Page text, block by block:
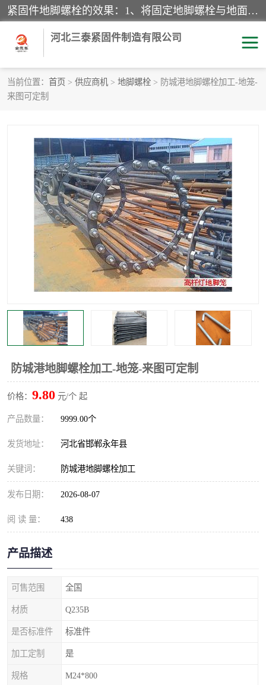
紧固件地脚螺栓的效果：1、将固定地脚螺栓与地面用水泥等物品灌溉在一起，可用来固定较小振荡和冲击的设备。2、活动地脚是一种可拆卸的地脚螺栓，可以固定有激烈振荡和冲击的大型机器设备。3、胀锚地脚螺栓用于固定比较简略且重量轻的设备，辅佐设备长期处于静止状态下。4、粘接地脚螺栓为一种使用广泛且常见的设备，它也是用来固定简略设备的小件。
河北三泰紧固件制造有限公司
当前位置： 首页 > 供应商机 > 地脚螺栓 > 防城港地脚螺栓加工-地笼-
来图可定制
防城港地脚螺栓加工-地笼-来图可定制
价格： 9.80 元/个 起
产品数量： 9999.00个
发货地址： 河北省邯郸永年县
关键词： 防城港地脚螺栓加工
发布日期： 2026-08-07
阅 读 量： 438
产品描述
可售范围 全国
材质 Q235B
是否标准件 标准件
加工定制 是
规格 M24*800
地脚螺栓
螺栓 悬挑梁拉杆
高强度